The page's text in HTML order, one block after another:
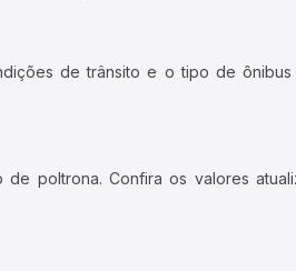
de trânsito e o tipo de ônibus
poltrona. Confira os valores